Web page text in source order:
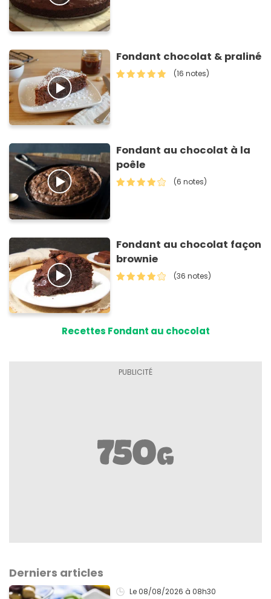
Fondant chocolat & praliné
(16 notes)
Fondant au chocolat à la
poêle
(6 notes)
Fondant au chocolat façon
brownie
(36 notes)
Recettes Fondant au chocolat
Derniers articles
Le 08/08/2026 à 08h30